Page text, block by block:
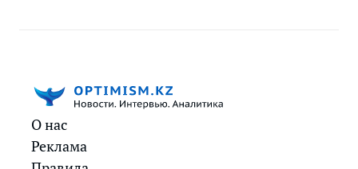
О нас
Реклама